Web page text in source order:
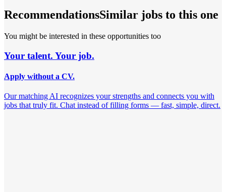
RecommendationsSimilar jobs to this one
You might be interested in these opportunities too
Your talent. Your job.
Apply without a CV.
Our matching AI recognizes your strengths and connects you with
jobs that truly fit. Chat instead of filling forms — fast, simple, direct.